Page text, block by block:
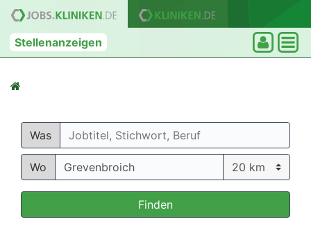
Stellenanzeigen
Was
Wo
Finden